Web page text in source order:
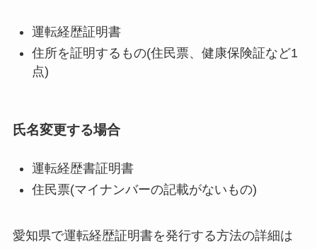
運転経歴証明書
住所を証明するもの(住民票、健康保険証など1
点)
氏名変更する場合
運転経歴書証明書
住民票(マイナンバーの記載がないもの)
愛知県で運転経歴証明書を発行する方法の詳細は